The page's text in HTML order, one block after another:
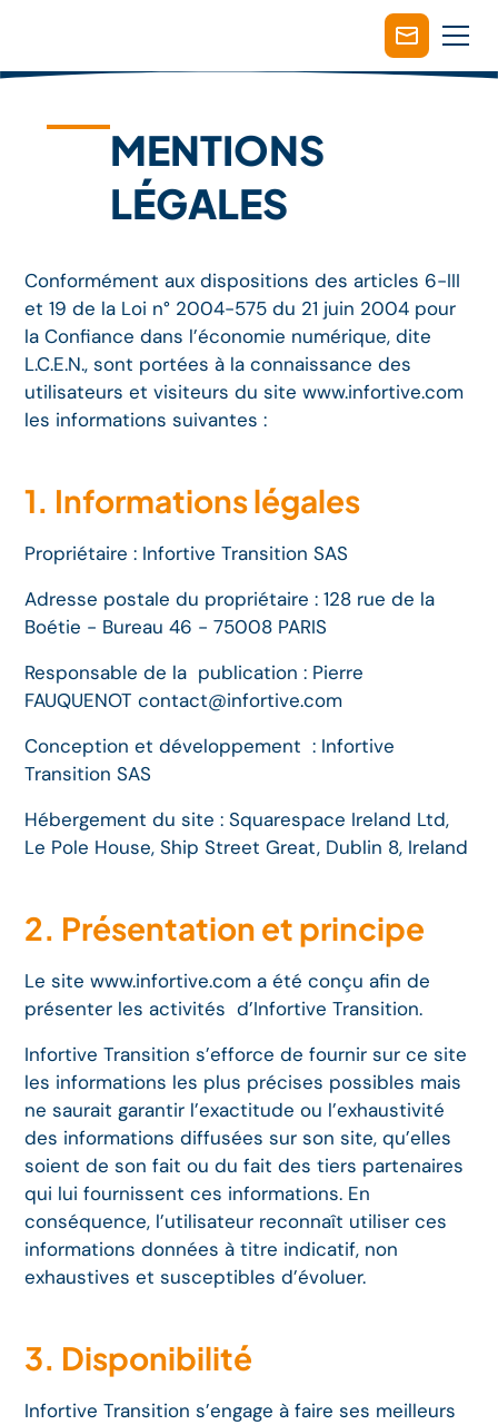
MENTIONS
LÉGALES
Conformément aux dispositions des articles 6-III
et 19 de la Loi n° 2004-575 du 21 juin 2004 pour
la Confiance dans l’économie numérique, dite
L.C.E.N., sont portées à la connaissance des
utilisateurs et visiteurs du site www.infortive.com
les informations suivantes :
1. Informations légales
Propriétaire : Infortive Transition SAS
Adresse postale du propriétaire : 128 rue de la
Boétie - Bureau 46 - 75008 PARIS
Responsable de la publication : Pierre
FAUQUENOT contact@infortive.com
Conception et développement : Infortive
Transition SAS
Hébergement du site : Squarespace Ireland Ltd,
Le Pole House, Ship Street Great, Dublin 8, Ireland
2. Présentation et principe
Le site www.infortive.com a été conçu afin de
présenter les activités d’Infortive Transition.
Infortive Transition s’efforce de fournir sur ce site
les informations les plus précises possibles mais
ne saurait garantir l’exactitude ou l’exhaustivité
des informations diffusées sur son site, qu’elles
soient de son fait ou du fait des tiers partenaires
qui lui fournissent ces informations. En
conséquence, l’utilisateur reconnaît utiliser ces
informations données à titre indicatif, non
exhaustives et susceptibles d’évoluer.
3. Disponibilité
Infortive Transition s’engage à faire ses meilleurs